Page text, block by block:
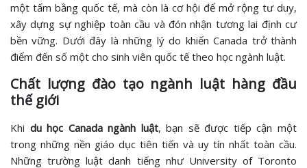
một tấm bằng quốc tế, mà còn là cơ hội để mở rộng tư duy,
xây dựng sự nghiệp toàn cầu và đón nhận tương lai định cư
bền vững. Dưới đây là những lý do khiến Canada trở thành
điểm đến số một cho sinh viên quốc tế theo học ngành luật.
Chất lượng đào tạo ngành luật hàng đầu
thế giới
Khi du học Canada ngành luật, bạn sẽ được tiếp cận một
trong những nền giáo dục tiên tiến và uy tín nhất toàn cầu.
Những trường luật danh tiếng như University of Toronto